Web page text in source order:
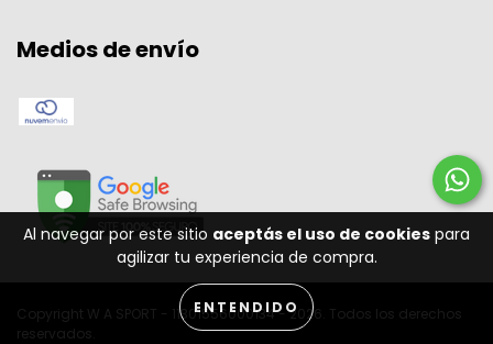
Al navegar por este sitio aceptás el uso de cookies para
agilizar tu experiencia de compra.
ENTENDIDO
Medios de envío
Copyright W A SPORT - 11301556000134 - 2026. Todos los derechos
reservados.